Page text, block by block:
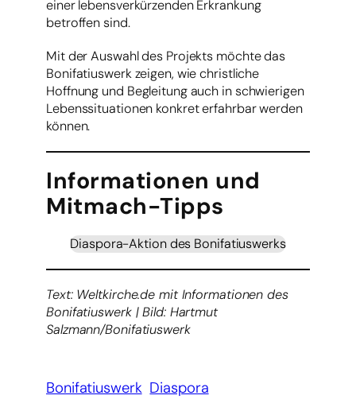
einer lebensverkürzenden Erkrankung
betroffen sind.
Mit der Auswahl des Projekts möchte das
Bonifatiuswerk zeigen, wie christliche
Hoffnung und Begleitung auch in schwierigen
Lebenssituationen konkret erfahrbar werden
können.
Informationen und
Mitmach-Tipps
Diaspora-Aktion des Bonifatiuswerks
Text: Weltkirche.de mit Informationen des
Bonifatiuswerk | Bild: Hartmut
Salzmann/Bonifatiuswerk
Bonifatiuswerk Diaspora